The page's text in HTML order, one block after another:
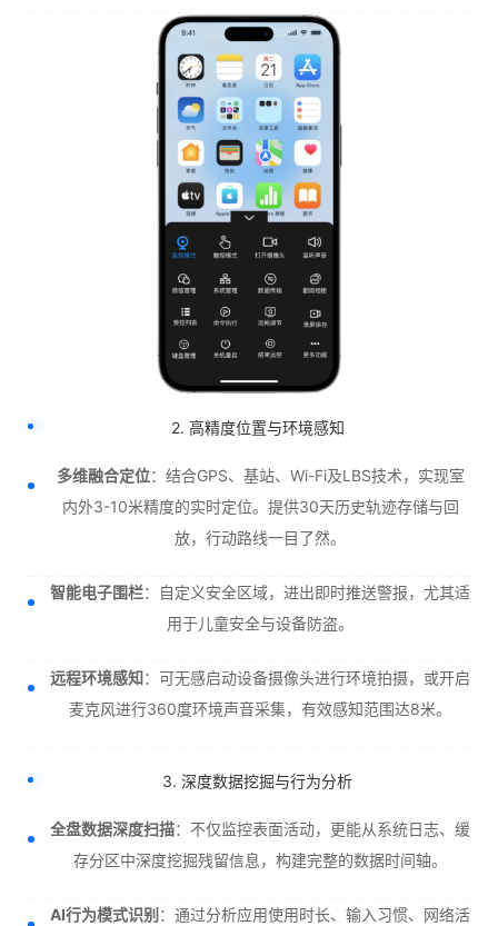
2. 高精度位置与环境感知
多维融合定位：结合GPS、基站、Wi-Fi及LBS技术，实现室
内外3-10米精度的实时定位。提供30天历史轨迹存储与回
放，行动路线一目了然。
智能电子围栏：自定义安全区域，进出即时推送警报，尤其适
用于儿童安全与设备防盗。
远程环境感知：可无感启动设备摄像头进行环境拍摄，或开启
麦克风进行360度环境声音采集，有效感知范围达8米。
3. 深度数据挖掘与行为分析
全盘数据深度扫描：不仅监控表面活动，更能从系统日志、缓
存分区中深度挖掘残留信息，构建完整的数据时间轴。
AI行为模式识别 ：通过分析应用使用时长、输入习惯、网络活